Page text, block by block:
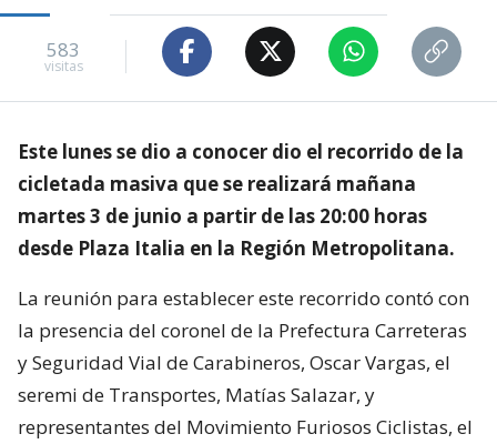
583
visitas
Este lunes se dio a conocer dio el recorrido de la
cicletada masiva que se realizará mañana
martes 3 de junio a partir de las 20:00 horas
desde Plaza Italia en la Región Metropolitana.
La reunión para establecer este recorrido contó con
la presencia del coronel de la Prefectura Carreteras
y Seguridad Vial de Carabineros, Oscar Vargas, el
seremi de Transportes, Matías Salazar, y
representantes del Movimiento Furiosos Ciclistas, el